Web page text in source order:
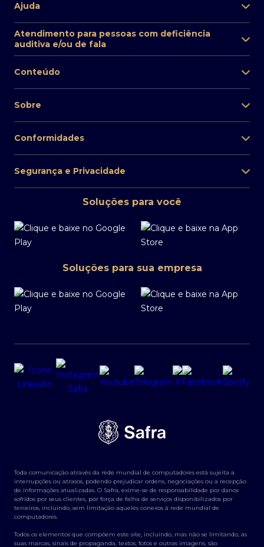
Ajuda
Atendimento para pessoas com deficiência
auditiva e/ou de fala
Conteúdo
Sobre
Conformidades
Segurança e Privacidade
Soluções para você
Soluções para sua empresa
Toda comunicação através da rede mundial de computadores está sujeita a
interrupções ou atrasos, podendo prejudicar ordens, negociações ou a recepção
de informações atualizadas. O Safra, exime-se de responsabilidade por danos
sofridos por seus clientes, por força de falha de serviços disponibilizados por
terceiros, incluindo, sem limitação aqueles conexos à rede mundial de
computadores.
Todos os elementos que compõem este site, incluindo, mas não se limitando, as
suas marcas, sinais de propaganda, textos, fotos e outras imagens, são